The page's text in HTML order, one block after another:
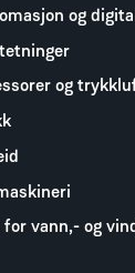
og
og
for vann,- og